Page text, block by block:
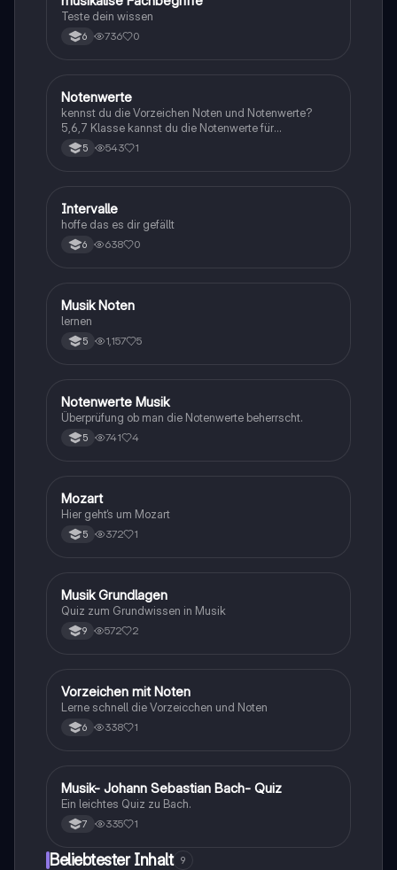
Teste dein wissen
6 736 0
NMusik
Notenwerte
kennst du die Vorzeichen Noten und Notenwerte?
5,6,7 Klasse kannst du die Notenwerte für
unterscheiden und weißt du welche wie viele schläge
haben? wenn ja dann kannst du dich jetzt hier testen
5 543 1
IMusik
Intervalle
hoffe das es dir gefällt
6 638 0
MMusik
Musik Noten
lernen
5 1,157 5
NMusik
Notenwerte Musik
Überprüfung ob man die Notenwerte beherrscht.
5 741 4
MMusik
Mozart
Hier geht‘s um Mozart
5 372 1
MMusik
Musik Grundlagen
Quiz zum Grundwissen in Musik
9 572 2
VMusik
Vorzeichen mit Noten
Lerne schnell die Vorzeicchen und Noten
6 338 1
MMusik
Musik- Johann Sebastian Bach- Quiz
Ein leichtes Quiz zu Bach.
7 335 1
Beliebtester Inhalt 9